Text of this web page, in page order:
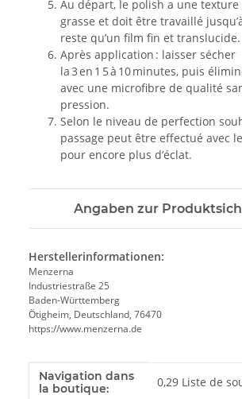
Au départ, le polish a une
grasse et doit être travaillé
reste qu’un film fin et translucide.
Après application : laisser sécher
la 3 en 1 5 à 10 minutes, puis
avec une microfibre de qualité
pression.
Selon le niveau de perfection
passage peut être effectué avec le
pour encore plus d’éclat.
Angaben zur
Herstellerinformationen:
Menzerna
Industriestraße 25
Baden-Württemberg
Ötigheim, Deutschland, 76470
https://www.menzerna.de
Valeur
Fabricant
Navigation dans
la boutique:
0,29 Liste de